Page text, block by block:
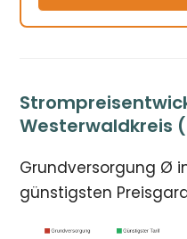
Westerwaldkreis
Grundversorgung Ø
günstigsten